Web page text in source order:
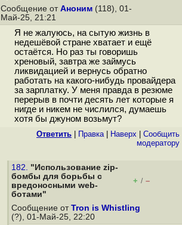
Сообщение от Аноним (118), 01-
Май-25, 21:21
Я не жалуюсь, на сытую жизнь в
недешёвой стране хватает и ещё
остаётся. Но раз ты говоришь
хреновый, завтра же займусь
ликвидацией и вернусь обратно
работать на какого-нибудь провайдера
за зарплатку. У меня правда в резюме
перерыв в почти десять лет которые я
нигде и никем не числился, думаешь
хотя бы джуном возьмут?
Ответить Правка| Наверх
Cообщить
модератору
182. "Использование zip-
бомбы для борьбы с
вредоносными web-
ботами"
+ / –
Сообщение от Tron is Whistling
(?), 01-Май-25, 22:20